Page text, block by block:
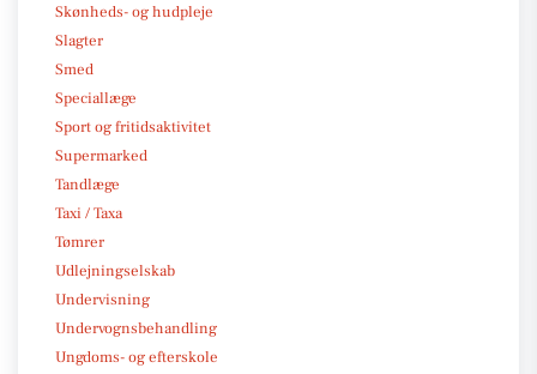
Skønheds- og hudpleje
Slagter
Smed
Speciallæge
Sport og fritidsaktivitet
Supermarked
Tandlæge
Taxi / Taxa
Tømrer
Udlejningselskab
Undervisning
Undervognsbehandling
Ungdoms- og efterskole